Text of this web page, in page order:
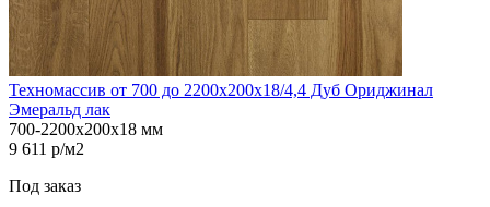
Техномассив от 700 до 2200х200х18/4,4 Дуб Ориджинал
Эмеральд лак
700-2200х200х18 мм
9 611 р/м2
Под заказ